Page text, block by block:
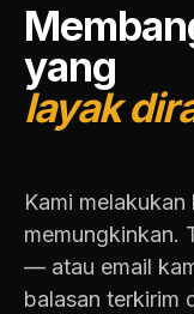
yang
layak
Kami
memungkinkan.
— atau email
balasan terkirim